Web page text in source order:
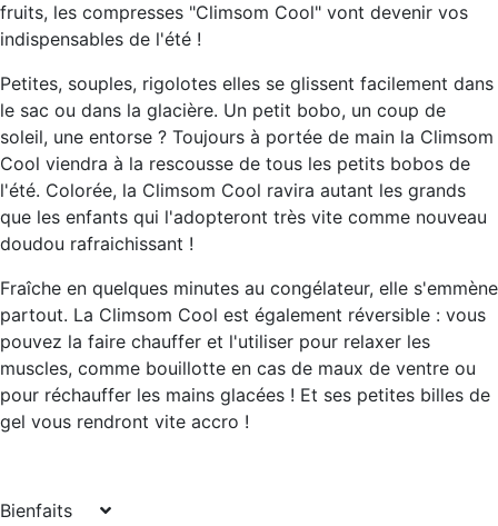
fruits, les compresses "Climsom Cool" vont devenir vos
indispensables de l'été !
Petites, souples, rigolotes elles se glissent facilement dans
le sac ou dans la glacière. Un petit bobo, un coup de
soleil, une entorse ? Toujours à portée de main la Climsom
Cool viendra à la rescousse de tous les petits bobos de
l'été. Colorée, la Climsom Cool ravira autant les grands
que les enfants qui l'adopteront très vite comme nouveau
doudou rafraichissant !
Fraîche en quelques minutes au congélateur, elle s'emmène
partout. La Climsom Cool est également réversible : vous
pouvez la faire chauffer et l'utiliser pour relaxer les
muscles, comme bouillotte en cas de maux de ventre ou
pour réchauffer les mains glacées ! Et ses petites billes de
gel vous rendront vite accro !
Bienfaits